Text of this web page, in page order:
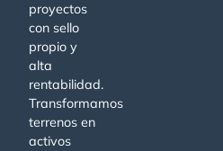
proyectos
con sello
propio y
alta
rentabilidad.
Transformamos
terrenos en
activos